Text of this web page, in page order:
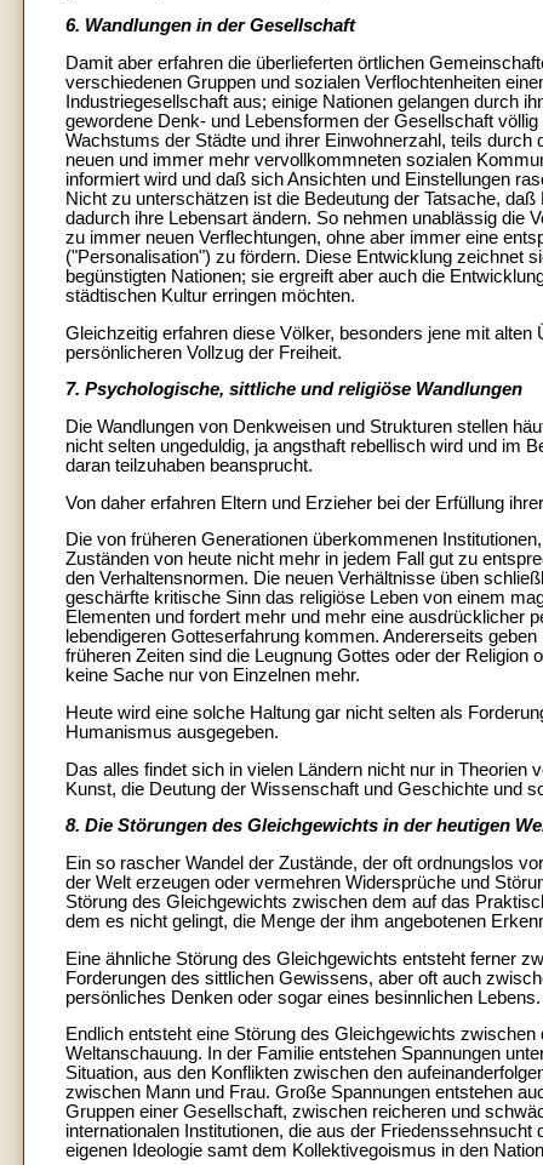
6. Wandlungen in der Gesellschaft
Damit aber erfahren die überlieferten örtlichen
verschiedenen Gruppen und sozialen Verflochtenheiten
Industriegesellschaft aus; einige Nationen gelangen durch
gewordene Denk- und Lebensformen der Gesellschaft
Wachstums der Städte und ihrer Einwohnerzahl, teils
neuen und immer mehr vervollkommneten sozialen
informiert wird und daß sich Ansichten und Einstellungen
Nicht zu unterschätzen ist die Bedeutung der Tatsache,
dadurch ihre Lebensart ändern. So nehmen unablässig die
zu immer neuen Verflechtungen, ohne aber immer eine
("Personalisation") zu fördern. Diese Entwicklung zeichnet
begünstigten Nationen; sie ergreift aber auch die
städtischen Kultur erringen möchten.
Gleichzeitig erfahren diese Völker, besonders jene mit
persönlicheren Vollzug der Freiheit.
7. Psychologische, sittliche und religiöse Wandlungen
Die Wandlungen von Denkweisen und Strukturen stellen
nicht selten ungeduldig, ja angsthaft rebellisch wird und im
daran teilzuhaben beansprucht.
Von daher erfahren Eltern und Erzieher bei der Erfüllung
Die von früheren Generationen überkommenen
Zuständen von heute nicht mehr in jedem Fall gut zu
den Verhaltensnormen. Die neuen Verhältnisse üben
geschärfte kritische Sinn das religiöse Leben von einem
Elementen und fordert mehr und mehr eine ausdrücklicher
lebendigeren Gotteserfahrung kommen. Andererseits
früheren Zeiten sind die Leugnung Gottes oder der Religion
keine Sache nur von Einzelnen mehr.
Heute wird eine solche Haltung gar nicht selten als
Humanismus ausgegeben.
Das alles findet sich in vielen Ländern nicht nur in
Kunst, die Deutung der Wissenschaft und Geschichte und
8. Die Störungen des Gleichgewichts in der heutigen
Ein so rascher Wandel der Zustände, der oft ordnungslos
der Welt erzeugen oder vermehren Widersprüche und
Störung des Gleichgewichts zwischen dem auf das
dem es nicht gelingt, die Menge der ihm angebotenen
Eine ähnliche Störung des Gleichgewichts entsteht ferner
Forderungen des sittlichen Gewissens, aber oft auch
persönliches Denken oder sogar eines besinnlichen Lebens.
Endlich entsteht eine Störung des Gleichgewichts
Weltanschauung. In der Familie entstehen Spannungen
Situation, aus den Konflikten zwischen den
zwischen Mann und Frau. Große Spannungen entstehen
Gruppen einer Gesellschaft, zwischen reicheren und
internationalen Institutionen, die aus der
eigenen Ideologie samt dem Kollektivegoismus in den